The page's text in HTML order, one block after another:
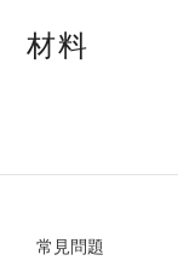
材料
常見問題